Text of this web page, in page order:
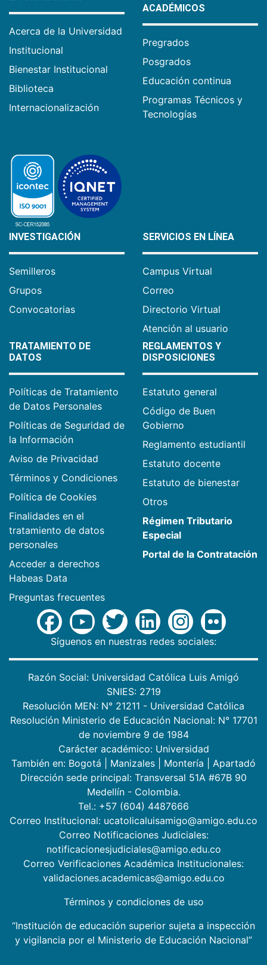
Acerca de la Universidad
Institucional
Bienestar Institucional
Biblioteca
Internacionalización
ACADÉMICOS
Pregrados
Posgrados
Educación continua
Programas Técnicos y
Tecnologías
INVESTIGACIÓN
Semilleros
Grupos
Convocatorias
SERVICIOS EN LÍNEA
Campus Virtual
Correo
Directorio Virtual
Atención al usuario
TRATAMIENTO DE
DATOS
Políticas de Tratamiento
de Datos Personales
Políticas de Seguridad de
la Información
Aviso de Privacidad
Términos y Condiciones
Política de Cookies
Finalidades en el
tratamiento de datos
personales
Acceder a derechos
Habeas Data
Preguntas frecuentes
REGLAMENTOS Y
DISPOSICIONES
Estatuto general
Código de Buen
Gobierno
Reglamento estudiantil
Estatuto docente
Estatuto de bienestar
Otros
Régimen Tributario
Especial
Portal de la Contratación
Síguenos en nuestras redes sociales:
Razón Social: Universidad Católica Luis Amigó
SNIES: 2719
Resolución MEN: N° 21211 - Universidad Católica
Resolución Ministerio de Educación Nacional: N° 17701
de noviembre 9 de 1984
Carácter académico: Universidad
También en: Bogotá Manizales Montería
Apartadó
Dirección sede principal: Transversal 51A #67B 90
Medellín - Colombia.
Tel.: +57 (604) 4487666
Correo Institucional: ucatolicaluisamigo@amigo.edu.co
Correo Notificaciones Judiciales:
notificacionesjudiciales@amigo.edu.co
Correo Verificaciones Académica Institucionales:
validaciones.academicas@amigo.edu.co
Términos y condiciones de uso
“Institución de educación superior sujeta a inspección
y vigilancia por el Ministerio de Educación Nacional”